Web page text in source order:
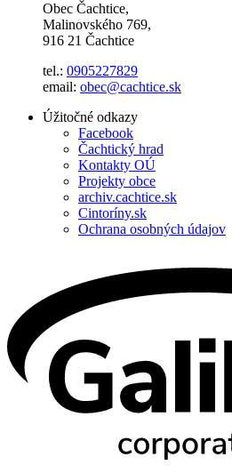
Obec Čachtice,
Malinovského 769,
916 21 Čachtice
tel.: 0905227829
email: obec@cachtice.sk
Úžitočné odkazy
Facebook
Čachtický hrad
Kontakty OÚ
Projekty obce
archiv.cachtice.sk
Cintoríny.sk
Ochrana osobných údajov